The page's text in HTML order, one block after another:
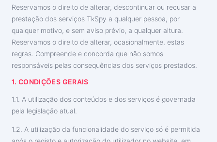
Reservamos o direito de alterar, descontinuar ou recusar a
prestação dos serviços TkSpy a qualquer pessoa, por
qualquer motivo, e sem aviso prévio, a qualquer altura.
Reservamos o direito de alterar, ocasionalmente, estas
regras. Compreende e concorda que não somos
responsáveis pelas consequências dos serviços prestados.
1. CONDIÇÕES GERAIS
1.1. A utilização dos conteúdos e dos serviços é governada
pela legislação atual.
1.2. A utilização da funcionalidade do serviço só é permitida